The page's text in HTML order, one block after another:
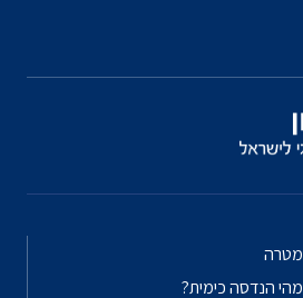
מטרה
מהי הנדסה כימית?